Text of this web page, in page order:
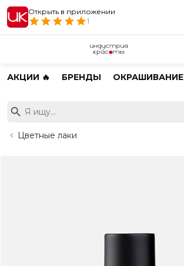
Открыть в приложении
1
АКЦИИ 🔥 БРЕНДЫ ОКРАШИВАНИЕ
Цветные лаки